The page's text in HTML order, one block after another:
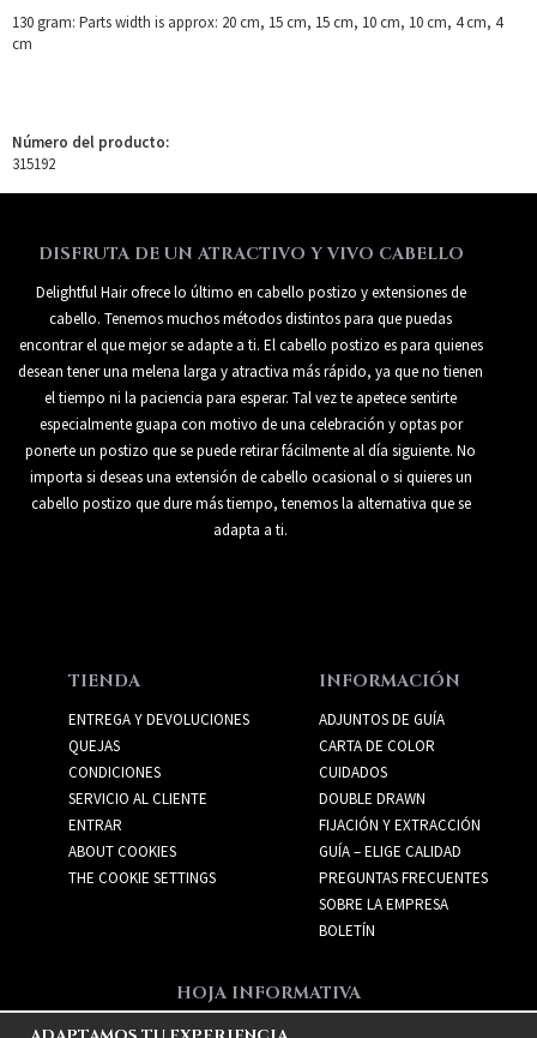
130 gram: Parts width is approx: 20 cm, 15 cm, 15 cm, 10 cm, 10 cm, 4 cm, 4
cm
Número del producto:
315192
DISFRUTA DE UN ATRACTIVO Y VIVO CABELLO
Delightful Hair ofrece lo último en cabello postizo y extensiones de
cabello. Tenemos muchos métodos distintos para que puedas
encontrar el que mejor se adapte a ti. El cabello postizo es para quienes
desean tener una melena larga y atractiva más rápido, ya que no tienen
el tiempo ni la paciencia para esperar. Tal vez te apetece sentirte
especialmente guapa con motivo de una celebración y optas por
ponerte un postizo que se puede retirar fácilmente al día siguiente. No
importa si deseas una extensión de cabello ocasional o si quieres un
cabello postizo que dure más tiempo, tenemos la alternativa que se
adapta a ti.
TIENDA
ENTREGA Y DEVOLUCIONES
QUEJAS
CONDICIONES
SERVICIO AL CLIENTE
ENTRAR
ABOUT COOKIES
THE COOKIE SETTINGS
INFORMACIÓN
ADJUNTOS DE GUÍA
CARTA DE COLOR
CUIDADOS
DOUBLE DRAWN
FIJACIÓN Y EXTRACCIÓN
GUÍA – ELIGE CALIDAD
PREGUNTAS FRECUENTES
SOBRE LA EMPRESA
BOLETÍN
HOJA INFORMATIVA
Recibe las mejores ofertas